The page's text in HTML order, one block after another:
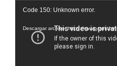
Reproductor
vídeo
Code 150: Unknown error.
Descargar archivo: https://